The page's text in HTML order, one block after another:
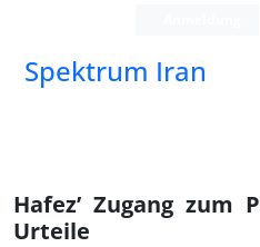
Spektrum Iran
Hafez’ Zugang zum
Urteile